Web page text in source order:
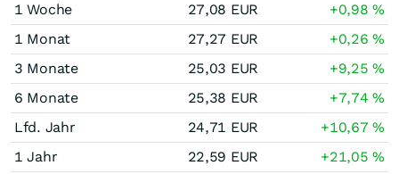
1 Woche
27,08 EUR +0,98%
1 Monat
27,27 EUR +0,26%
3 Monate
25,03 EUR +9,25%
6 Monate
25,38 EUR +7,74%
Lfd. Jahr
24,71 EUR +10,67%
1 Jahr
22,59 EUR +21,05%